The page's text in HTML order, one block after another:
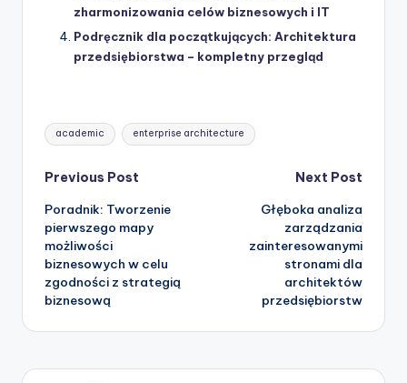
zharmonizowania celów biznesowych i IT
Podręcznik dla początkujących: Architektura
przedsiębiorstwa – kompletny przegląd
Tags:
academic enterprise architecture
Post
navigation
Previous Post
Poradnik: Tworzenie
pierwszego mapy
możliwości
biznesowych w celu
zgodności z strategią
biznesową
Next Post
Głęboka analiza
zarządzania
zainteresowanymi
stronami dla
architektów
przedsiębiorstw